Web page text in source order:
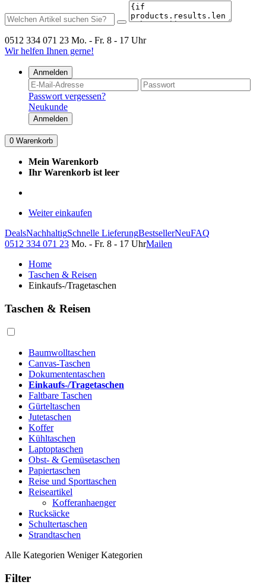
0512 334 071 23 Mo. - Fr. 8 - 17 Uhr
Wir helfen Ihnen gerne!
Anmelden
Passwort vergessen?
Neukunde
Anmelden
0 Warenkorb
Mein Warenkorb
Ihr Warenkorb ist leer
Weiter einkaufen
DealsNachhaltigSchnelle LieferungBestsellerNeuFAQ
0512 334 071 23 Mo. - Fr. 8 - 17 UhrMailen
Home
Taschen & Reisen
Einkaufs-/Tragetaschen
Taschen & Reisen
Baumwolltaschen
Canvas-Taschen
Dokumententaschen
Einkaufs-/Tragetaschen
Faltbare Taschen
Gürteltaschen
Jutetaschen
Koffer
Kühltaschen
Laptoptaschen
Obst- & Gemüsetaschen
Papiertaschen
Reise und Sporttaschen
Reiseartikel
Kofferanhaenger
Rucksäcke
Schultertaschen
Strandtaschen
Alle Kategorien Weniger Kategorien
Filter